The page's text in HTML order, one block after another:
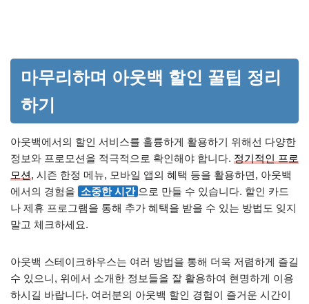
마무리하며 아웃백 할인 꿀팁 정리
하기
아웃백에서의 할인 서비스를 훌륭하게 활용하기 위해선 다양한
정보와 프로모션을 적극적으로 확인해야 합니다. 정기적인 프로
모션, 시즌 한정 메뉴, 모바일 앱의 혜택 등을 활용하면, 아웃백
에서의 경험을 소중한 시간 으로 만들 수 있습니다. 할인 카드
나 제휴 프로그램을 통해 추가 혜택을 받을 수 있는 방법도 잊지
말고 체크하세요.
아웃백 스테이크하우스는 여러 방법을 통해 더욱 저렴하게 즐길
수 있으니, 위에서 소개한 정보들을 잘 활용하여 현명하게 이용
하시길 바랍니다. 여러분의 아웃백 할인 경험이 즐거운 시간이